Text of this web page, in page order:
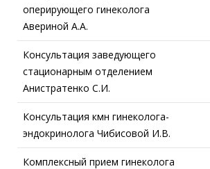
оперирующего гинеколога
Авериной А.А.
Консультация заведующего
стационарным отделением
Анистратенко С.И.
Консультация кмн гинеколога-
эндокринолога Чибисовой И.В.
Комплексный прием гинеколога